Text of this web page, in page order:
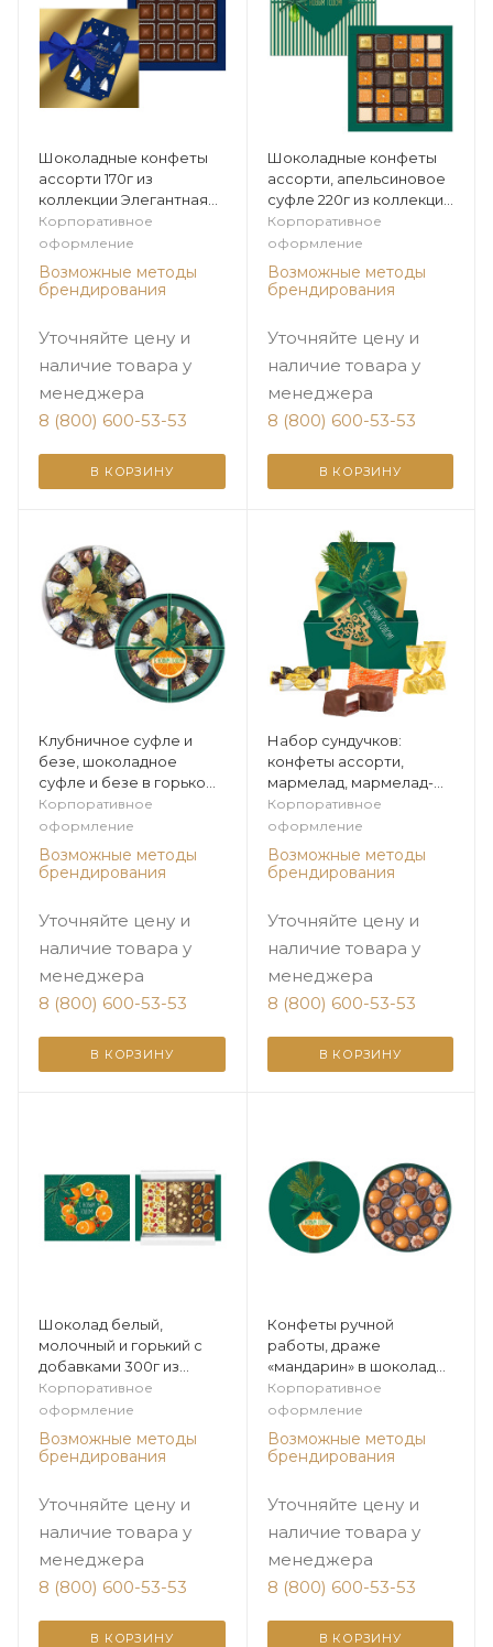
Шоколадные конфеты
ассорти 170г из
коллекции Элегантная
зима
Корпоративное
оформление
Возможные методы
брендирования
Уточняйте цену и
наличие товара у
менеджера
8 (800) 600-53-53
В КОРЗИНУ
Шоколадные конфеты
ассорти, апельсиновое
суфле 220г из коллекции
Цитрусовая зима
Корпоративное
оформление
Возможные методы
брендирования
Уточняйте цену и
наличие товара у
менеджера
8 (800) 600-53-53
В КОРЗИНУ
Клубничное суфле и
безе, шоколадное
суфле и безе в горьком
шоколаде 230г из
коллекции Цитрусовая
зима
Корпоративное
оформление
Возможные методы
брендирования
Уточняйте цену и
наличие товара у
менеджера
8 (800) 600-53-53
В КОРЗИНУ
Набор сундучков:
конфеты ассорти,
мармелад, мармелад-
суфле 250г из коллекции
Цитрусовая зима
Корпоративное
оформление
Возможные методы
брендирования
Уточняйте цену и
наличие товара у
менеджера
8 (800) 600-53-53
В КОРЗИНУ
Шоколад белый,
молочный и горький с
добавками 300г из
коллекции Цитрусовая
зима
Корпоративное
оформление
Возможные методы
брендирования
Уточняйте цену и
наличие товара у
менеджера
8 (800) 600-53-53
В КОРЗИНУ
Конфеты ручной
работы, драже
«мандарин» в шоколаде
из коллекции
Цитрусовая зима
Корпоративное
оформление
Возможные методы
брендирования
Уточняйте цену и
наличие товара у
менеджера
8 (800) 600-53-53
В КОРЗИНУ